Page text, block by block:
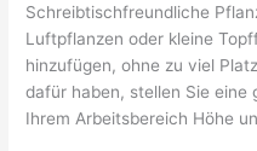
Schreibtischfreundliche
Luftpflanzen oder kleine
hinzufügen, ohne zu viel
dafür haben, stellen Sie eine
Ihrem Arbeitsbereich Höhe